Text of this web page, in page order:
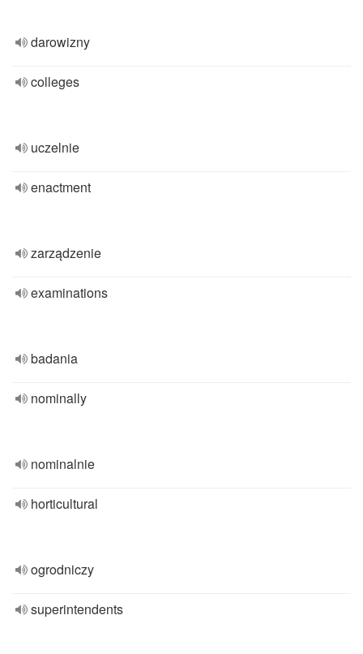
darowizny
colleges
uczelnie
enactment
zarządzenie
examinations
badania
nominally
nominalnie
horticultural
ogrodniczy
superintendents